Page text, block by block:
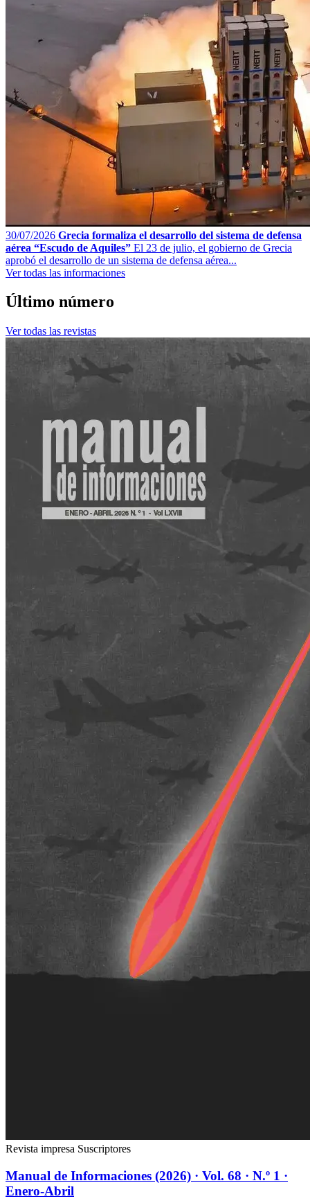
30/07/2026 Grecia formaliza el desarrollo del sistema de defensa
aérea “Escudo de Aquiles” El 23 de julio, el gobierno de Grecia
aprobó el desarrollo de un sistema de defensa aérea...
Ver todas las informaciones
Último número
Ver todas las revistas
Revista impresa Suscriptores
Manual de Informaciones (2026) · Vol. 68 · N.º 1 ·
Enero-Abril